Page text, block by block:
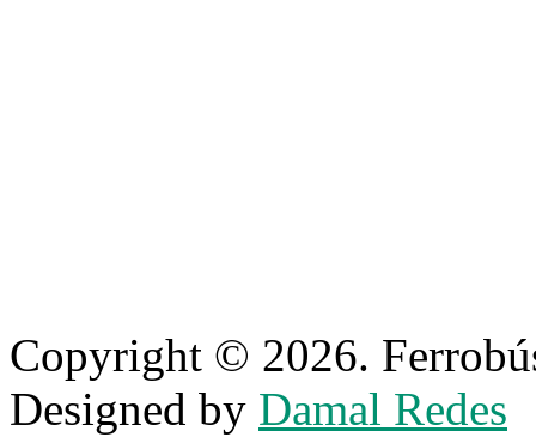
Copyright © 2026.
Designed by Damal Redes